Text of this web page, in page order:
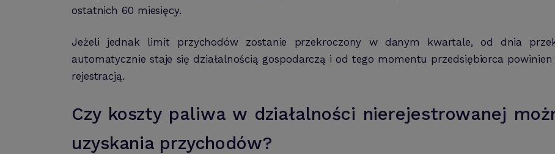
ostatnich 60 miesięcy.
Jeżeli jednak limit przychodów zostanie przekroczony w danym kwartale, od dnia
automatycznie staje się działalnością gospodarczą i od tego momentu przedsiębiorca
rejestracją.
Czy koszty paliwa w działalności nierejestrowanej
uzyskania przychodów?